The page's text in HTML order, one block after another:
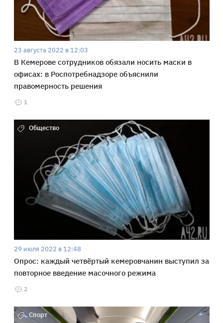
23 августа 2022 в 12:03
В Кемерове сотрудников обязали носить маски в
офисах: в Роспотребнадзоре объяснили
правомерность решения
1
Общество
29 июля 2022 в 12:48
Опрос: каждый четвёртый кемеровчанин выступил за
повторное введение масочного режима
2
Спорт